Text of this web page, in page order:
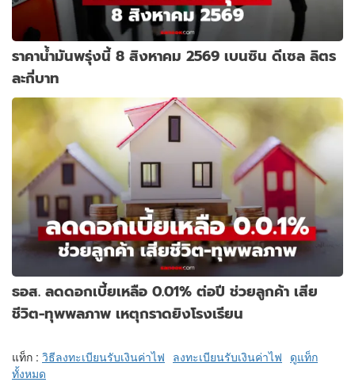
ราคาน้ำมันพรุ่งนี้ 8 สิงหาคม 2569 เบนซิน ดีเซล ลิตร
ละกี่บาท
ธอส. ลดดอกเบี้ยเหลือ 0.01% ต่อปี ช่วยลูกค้า เสีย
ชีวิต-ทุพพลภาพ เหตุกราดยิงโรงเรียน
แท็ก : วิธีลงทะเบียนรับเงินค่าไฟ ลงทะเบียนรับเงินค่าไฟ ดูแท็ก
ทั้งหมด